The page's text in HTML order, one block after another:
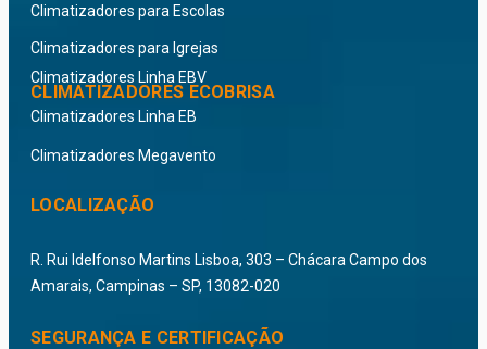
CLIMATIZADORES ECOBRISA
Climatizadores Linha EBV
Climatizadores Linha EB
Climatizadores Megavento
Climatizadores para Escolas
Climatizadores para Igrejas
LOCALIZAÇÃO
R. Rui Idelfonso Martins Lisboa, 303 – Chácara Campo dos
Amarais, Campinas – SP, 13082-020
SEGURANÇA E CERTIFICAÇÃO